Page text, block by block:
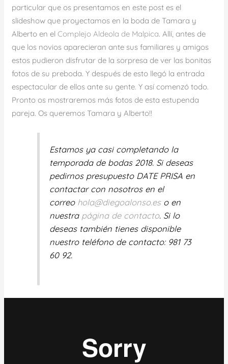
particular que os presentamos en este post es el
slideshow que proyectamos en la boda de Tamara y
Alberto en elComplejo Aldeola de Malpica. Allí, antes de
que los novios aparecieran ante sus familiares y amigos
estos pudieron disfrutar de la sorpresa de ver las bonitas
fotos de su preboda. Y después de esto llegó la entrada
espectacular de ellos ante su gente. Y así comenzó todo.
Pronto os mostraremos más fotos de esta estupenda
pareja. Os queremos Tamara y Alberto!!
Estamos ya casi completando la
temporada de bodas 2018. Si deseas
pedirnos presupuesto DATE PRISA en
contactar con nosotros en el
correo hola@diegoalonso.eso en
nuestra página de contacto. Si lo
deseas también tienes disponible
nuestro teléfono de contacto: 981 73
60 92.